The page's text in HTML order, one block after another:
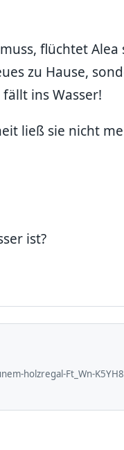
flüchtet Alea
zu Hause,
ins Wasser!
ließ sie nicht
ist?
holzregal-Ft_Wn-K5YH8